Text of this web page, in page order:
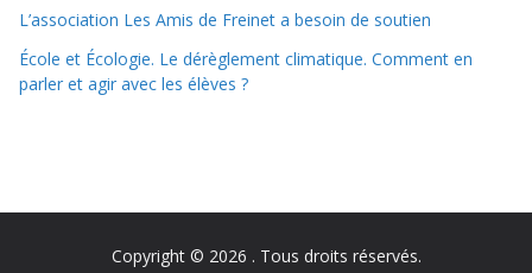
L’association Les Amis de Freinet a besoin de soutien
École et Écologie. Le dérèglement climatique. Comment en
parler et agir avec les élèves ?
Copyright © 2026 . Tous droits réservés.